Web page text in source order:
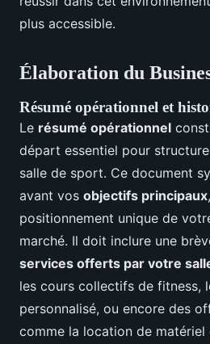
plus accessible.
Élaboration du
Résumé opérationnel et
Le résumé opérationnel
départ essentiel pour
salle de sport. Ce document
avant vos objectifs principaux
positionnement unique de
marché. Il doit inclure une
services offerts par votre
les cours collectifs de fitness,
personnalisé, ou encore des
comme la location de matériel